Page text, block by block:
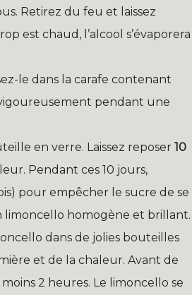
Retirez du feu et laissez
est chaud, l’alcool s’évaporera
le dans la carafe contenant
pendant une
en verre. Laissez reposer 10
Pendant ces 10 jours,
pour empêcher le sucre de se
limoncello homogène et brillant.
dans de jolies bouteilles
et de la chaleur. Avant de
2 heures. Le limoncello se